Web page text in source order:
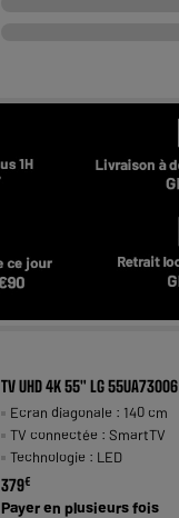
TV UHD 4K 55" LG 55UA73006
Ecran diagonale : 140 cm
TV connectée : SmartTV
Technologie : LED
379€
Payer en plusieurs fois